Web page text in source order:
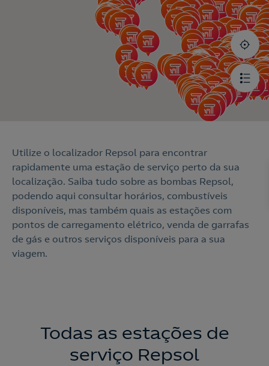
Utilize o localizador Repsol para encontrar
rapidamente uma estação de serviço perto da sua
localização. Saiba tudo sobre as bombas Repsol,
podendo aqui consultar horários, combustíveis
disponíveis, mas também quais as estações com
pontos de carregamento elétrico, venda de garrafas
de gás e outros serviços disponíveis para a sua
viagem.
Todas as estações de
serviço Repsol